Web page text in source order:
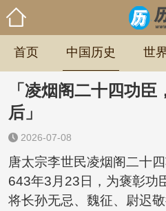
首页 中国历史 世
「凌烟阁二十四功
后」
2026-07-08
唐太宗李世民凌烟阁二十
643年3月23日，为褒彰功
将长孙无忌、魏征、尉迟